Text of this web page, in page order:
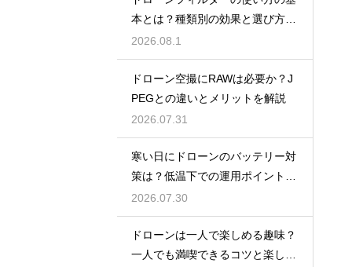
本とは？種類別の効果と選び方を
解説
2026.08.1
ドローン空撮にRAWは必要か？J
PEGとの違いとメリットを解説
2026.07.31
寒い日にドローンのバッテリー対
策は？低温下での運用ポイントと
注意点
2026.07.30
ドローンは一人で楽しめる趣味？
一人でも満喫できるコツと楽しみ